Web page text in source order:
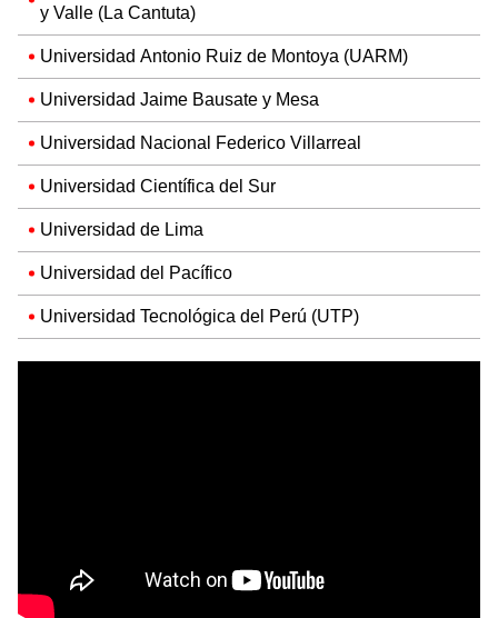
y Valle (La Cantuta)
Universidad Antonio Ruiz de Montoya (UARM)
Universidad Jaime Bausate y Mesa
Universidad Nacional Federico Villarreal
Universidad Científica del Sur
Universidad de Lima
Universidad del Pacífico
Universidad Tecnológica del Perú (UTP)